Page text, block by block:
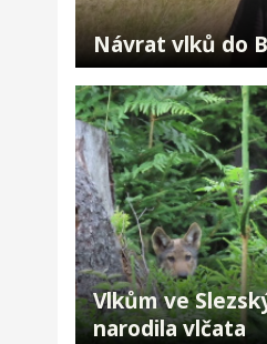
Návrat vlků do
Vlkům ve
narodila vlčata